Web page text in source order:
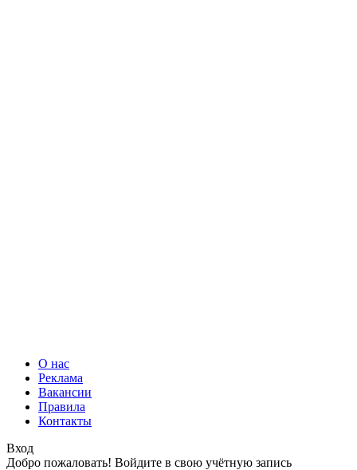
О нас
Реклама
Вакансии
Правила
Контакты
Вход
Добро пожаловать! Войдите в свою учётную запись